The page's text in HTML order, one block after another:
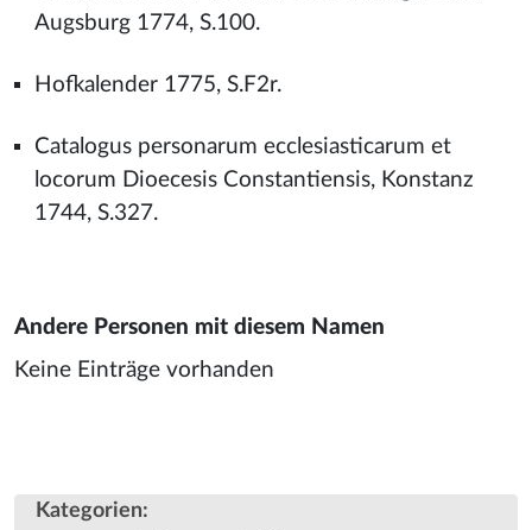
Augsburg 1774, S.100.
Hofkalender 1775, S.F2r.
Catalogus personarum ecclesiasticarum et
locorum Dioecesis Constantiensis, Konstanz
1744, S.327.
Andere Personen mit diesem Namen
Keine Einträge vorhanden
Kategorien: